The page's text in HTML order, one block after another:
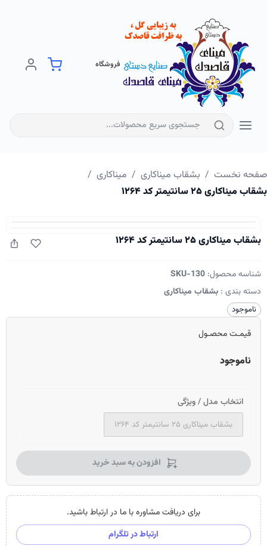
فروشگاه
نخست بشقاب میناکاری میناکاری
میناکاری ۲۵ سانتیمتر کد ۱۲۶۴
بشقاب میناکاری ۲۵ سانتیمتر کد ۱۲۶۴
شناسه محصول:SKU-130
دسته بندی : بشقاب میناکاری
ناموجود
قیمـت محصـول
ناموجود
انتخاب مدل / ویژگی
بشقاب میناکاری ۲۵ سانتیمتر کد ۱۲۶۴
افزودن به سبد خرید
برای دریافت مشاوره با ما در ارتباط باشید.
ارتباط در تلگرام